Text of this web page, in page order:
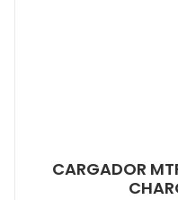
CARGADOR